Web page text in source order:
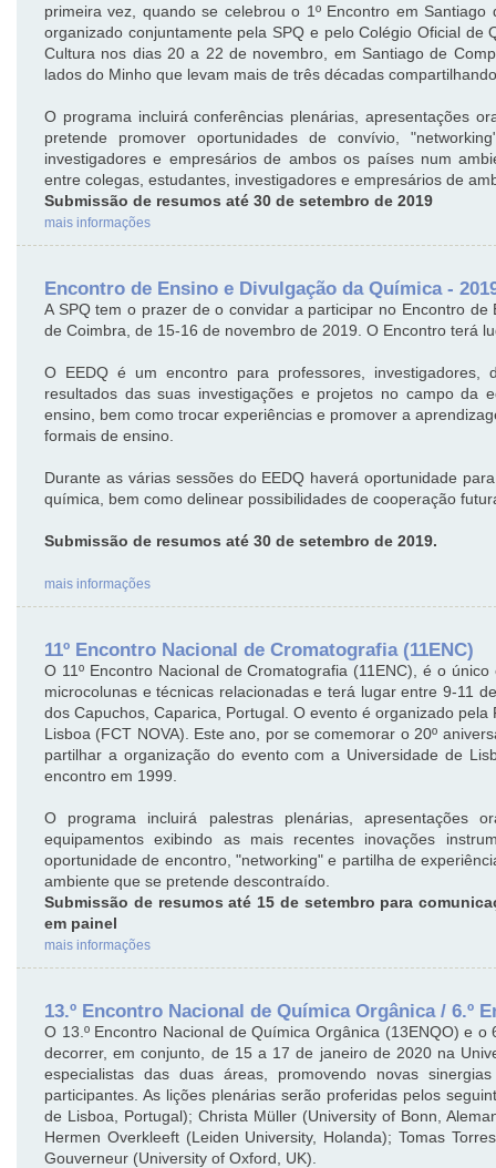
primeira vez, quando se celebrou o 1º Encontro em
organizado conjuntamente pela SPQ e pelo Colégio Oficial
Cultura nos dias 20 a 22 de novembro, em Santiago de
lados do Minho que levam mais de três décadas
O programa incluirá conferências plenárias, apresentações
pretende promover oportunidades de convívio,
investigadores e empresários de ambos os países num
entre colegas, estudantes, investigadores e empresários de
Submissão de resumos até 30 de setembro de 2019
mais informações
Encontro de Ensino e Divulgação da Química -
A SPQ tem o prazer de o convidar a participar no Encontro
de Coimbra, de 15-16 de novembro de 2019. O Encontro terá
O EEDQ é um encontro para professores, investigadores,
resultados das suas investigações e projetos no campo
ensino, bem como trocar experiências e promover a
formais de ensino.
Durante as várias sessões do EEDQ haverá oportunidade
química, bem como delinear possibilidades de cooperação
Submissão de resumos até 30 de setembro de 2019.
mais informações
11º Encontro Nacional de Cromatografia (11ENC)
O 11º Encontro Nacional de Cromatografia (11ENC), é o
microcolunas e técnicas relacionadas e terá lugar entre 9-11
dos Capuchos, Caparica, Portugal. O evento é organizado
Lisboa (FCT NOVA). Este ano, por se comemorar o 20º
partilhar a organização do evento com a Universidade de
encontro em 1999.
O programa incluirá palestras plenárias,
equipamentos exibindo as mais recentes inovações
oportunidade de encontro, "networking" e partilha de
ambiente que se pretende descontraído.
Submissão de resumos até 15 de setembro para
em painel
mais informações
13.º Encontro Nacional de Química Orgânica / 6.º
O 13.º Encontro Nacional de Química Orgânica (13ENQO) e
decorrer, em conjunto, de 15 a 17 de janeiro de 2020 na
especialistas das duas áreas, promovendo novas
participantes. As lições plenárias serão proferidas pelos
de Lisboa, Portugal); Christa Müller (University of Bonn,
Hermen Overkleeft (Leiden University, Holanda); Tomas
Gouverneur (University of Oxford, UK).